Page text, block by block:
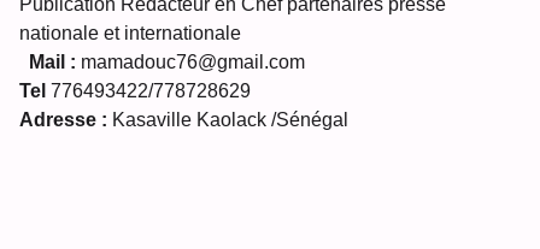
nationale et internationale
Mail : mamadouc76@gmail.com
Tel 776493422/778728629
Adresse : Kasaville Kaolack /Sénégal